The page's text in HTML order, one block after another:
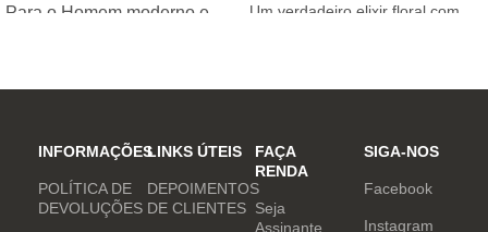
Para o Homem moderno e
inovar sempre, provocando
e determinação.
Um verdadeiro elixir floral com
INFORMAÇÕES
POLÍTICA DE
DEVOLUÇÕES
LINKS ÚTEIS
DEPOIMENTOS
DE CLIENTES
FAÇA
RENDA
Seja
Assinante
SIGA-NOS
Facebook
Instagram